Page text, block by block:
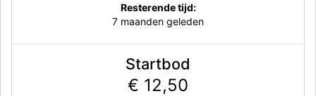
Resterende tijd:
7 maanden geleden
Startbod
€ 12,50